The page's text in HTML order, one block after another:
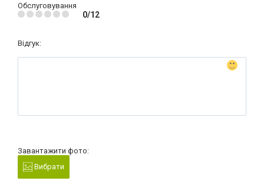
Обслуговування
0/12
Відгук:
Завантажити фото:
Вибрати